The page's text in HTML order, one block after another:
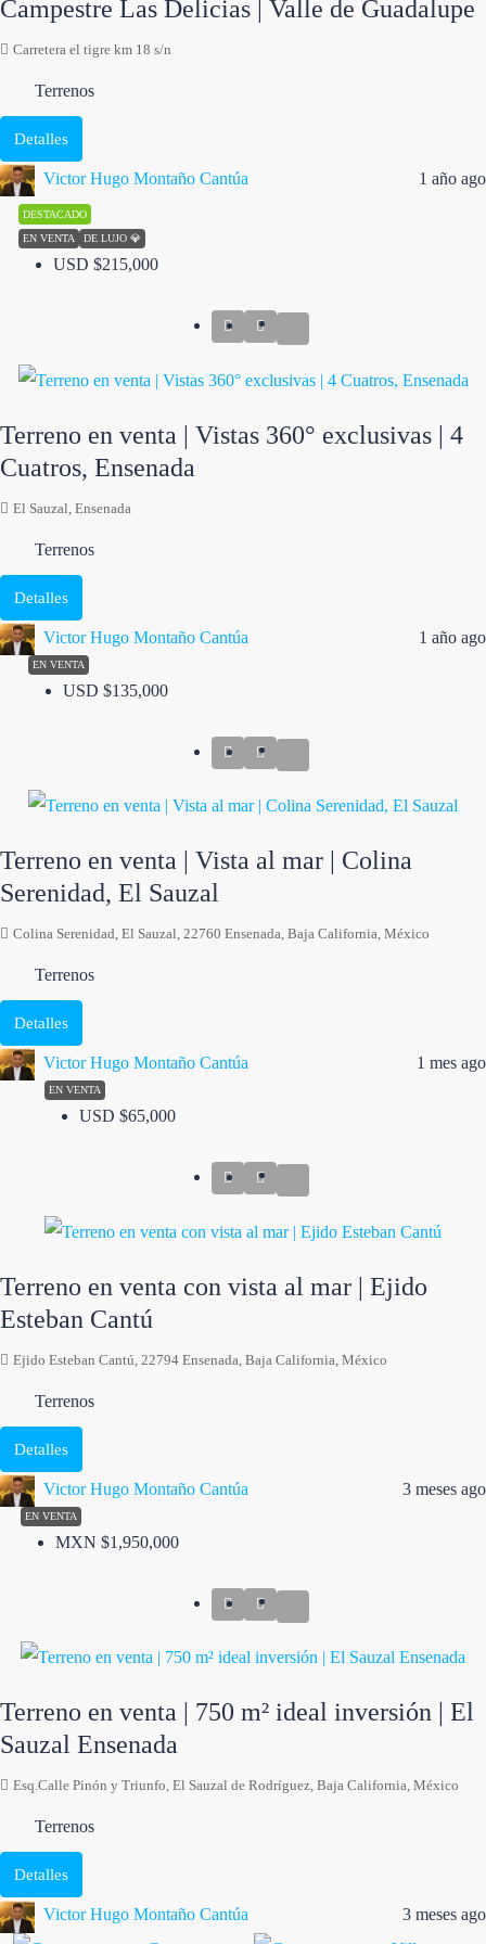
Campestre Las Delicias | Valle de Guadalupe
Carretera el tigre km 18 s/n
Terrenos
Detalles
Victor Hugo Montaño Cantúa 1 año ago
DESTACADO
EN VENTA
DE LUJO 💎
USD $215,000
Terreno en venta | Vistas 360° exclusivas | 4
Cuatros, Ensenada
El Sauzal, Ensenada
Terrenos
Detalles
Victor Hugo Montaño Cantúa 1 año ago
EN VENTA
USD $135,000
Terreno en venta | Vista al mar | Colina
Serenidad, El Sauzal
Colina Serenidad, El Sauzal, 22760 Ensenada, Baja California, México
Terrenos
Detalles
Victor Hugo Montaño Cantúa 1 mes ago
EN VENTA
USD $65,000
Terreno en venta con vista al mar | Ejido
Esteban Cantú
Ejido Esteban Cantú, 22794 Ensenada, Baja California, México
Terrenos
Detalles
Victor Hugo Montaño Cantúa 3 meses ago
EN VENTA
MXN $1,950,000
Terreno en venta | 750 m² ideal inversión | El
Sauzal Ensenada
Esq.Calle Pinón y Triunfo, El Sauzal de Rodríguez, Baja California, México
Terrenos
Detalles
Victor Hugo Montaño Cantúa 3 meses ago